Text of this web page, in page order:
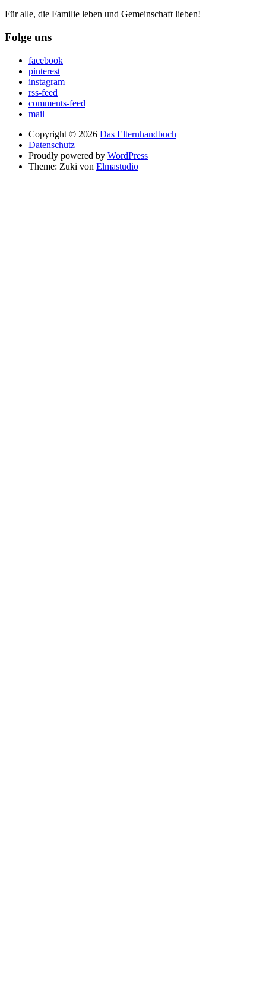
Für alle, die Familie leben und Gemeinschaft lieben!
Folge uns
facebook
pinterest
instagram
rss-feed
comments-feed
mail
Copyright © 2026 Das Elternhandbuch
Datenschutz
Proudly powered by WordPress
Theme: Zuki von Elmastudio